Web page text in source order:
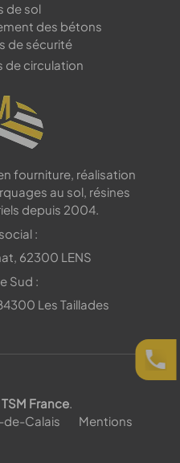
de sol
des bétons
de sécurité
de circulation
fourniture, réalisation
au sol, résines
depuis 2004.
:
62300 LENS
Sud :
Les Taillades
TSM France.
de-Calais
Mentions